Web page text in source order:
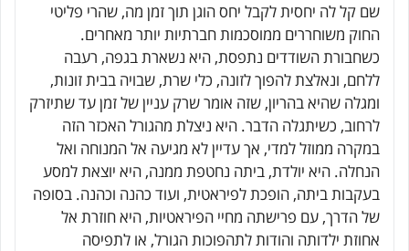
שם קל לה יחסית לקבל יחס הוגן תוך זמן מה, שהרי פליטי
החוק משוחררים ממוסכמות חברתיות יותר מאחרים.
כשחבורת השודדים נתפסת, היא נשארת בגפה, רעבה
ללחם, ונאלצת להפוך לזונה, כלי שרת, שבויה בבית זונות,
ומגלה שהיא בהריון, שזה אומר שרק עניין של זמן עד שתיזרק
לרחוב, כשיתגלה הדבר. היא ניצלת מהגורל האכזר הזה
במקרה ממוזל למדי, אך עדיין לא מגיעה אל המנוחה ואל
הנחלה. היא יולדת, ביתה נחטפת ממנה, היא יוצאת למסע
בעקבות ביתה, הופכת לפיראטית, ועוד כהנה וכהנה. בסופה
של הדרך, עם פרישתה מחיי הפיראטיות, היא חוזרת אל
אחוזת ילדותה והודות לתהפוכות הגורל, או לתפיסה